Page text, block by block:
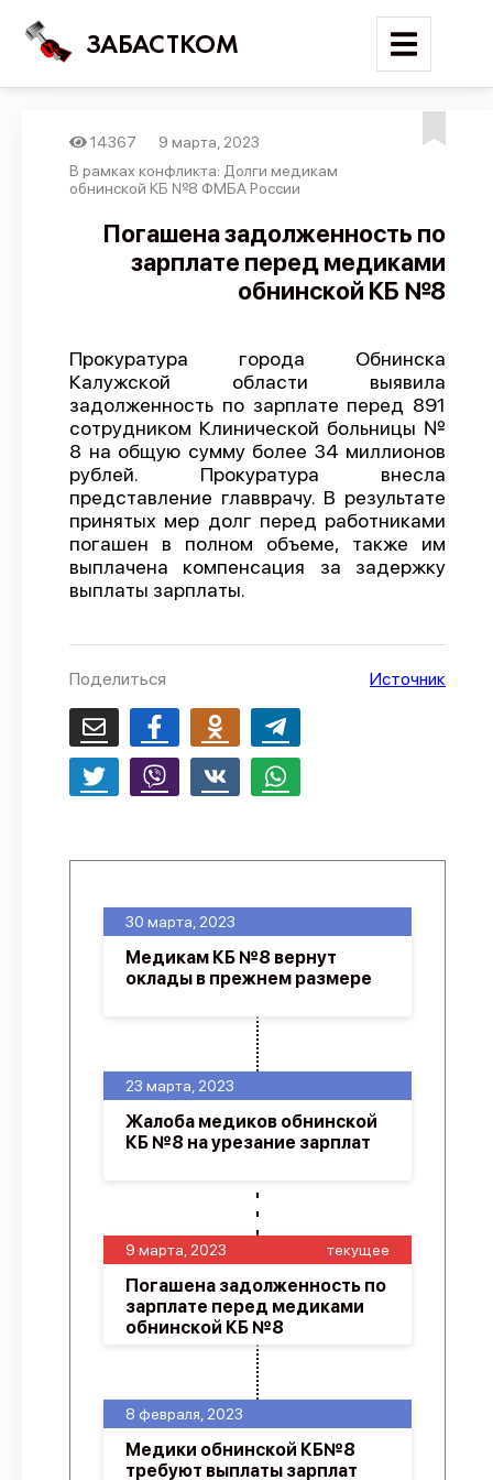
ЗАБАСТКОМ
Войти
Поиск
Новости
Карта событий
Отчеты
Предложить публикацию
Справочник
API
О проекте
Политика конфиденциальности
14367
9 марта, 2023
В рамках конфликта: Долги медикам
обнинской КБ №8 ФМБА России
Погашена задолженность по
зарплате перед медиками
обнинской КБ №8
Прокуратура города Обнинска
Калужской области выявила
задолженность по зарплате перед 891
сотрудником Клинической больницы №
8 на общую сумму более 34 миллионов
рублей. Прокуратура внесла
представление главврачу. В результате
принятых мер долг перед работниками
погашен в полном объеме, также им
выплачена компенсация за задержку
выплаты зарплаты.
Поделиться Источник
8 февраля, 2023
Медики обнинской КБ№8
требуют выплаты зарплат
9 марта, 2023 текущее
Погашена задолженность по
зарплате перед медиками
обнинской КБ №8
23 марта, 2023
Жалоба медиков обнинской
КБ №8 на урезание зарплат
30 марта, 2023
Медикам КБ №8 вернут
оклады в прежнем размере